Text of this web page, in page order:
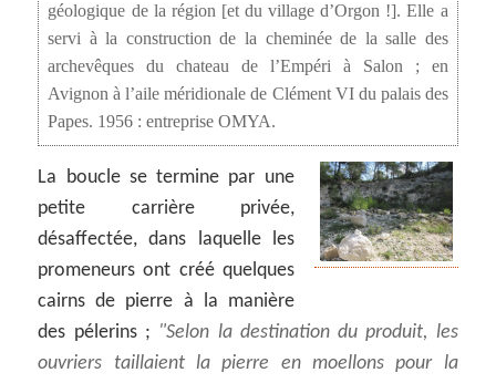
géologique de la région [et du village d’Orgon !]. Elle a
servi à la construction de la cheminée de la salle des
archevêques du chateau de l’Empéri à Salon ; en
Avignon à l’aile méridionale de Clément VI du palais des
Papes. 1956 : entreprise OMYA.
La boucle se termine par une
petite carrière privée,
désaffectée, dans laquelle les
promeneurs ont créé quelques
cairns de pierre à la manière
des pélerins ;
Selon la destination du produit, les
ouvriers taillaient la pierre en moellons pour la